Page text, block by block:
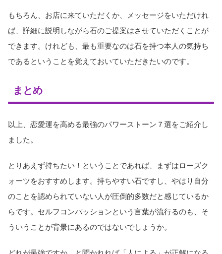
もちろん、お店に来ていただくか、メッセージをいただけれ
ば、詳細に説明しながら石のご提案はさせていただくことが
できます。けれども、最も重要なのは石を持つ本人の気持ち
であるということを覚えておいていただきたいのです。
まとめ
以上、恋愛運を高める最強のパワーストーン７選をご紹介し
ました。
とりあえず持ちたい！ということであれば、まずはローズク
ォーツをおすすめします。持ちやすい石ですし、やはり自分
のことを認められていない人が圧倒的多数だと感じているか
らです。セルフコンパッションという言葉が流行るのも、そ
ういうことが背景にあるのではないでしょうか。